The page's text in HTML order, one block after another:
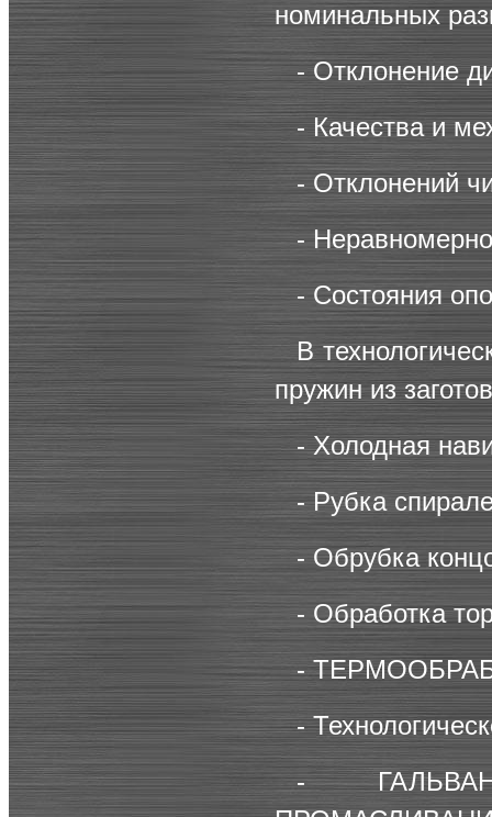
номинальных
- Отклонение
- Качества и
- Отклонений
-
- Состояния
В
пружин из
- Холодная
- Рубка
- Обрубка
- Обработка
-
-
-